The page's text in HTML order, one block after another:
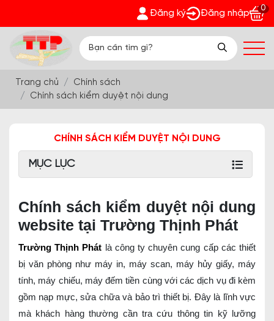
Cùng Trường Thịnh Phát - Nhận quà bất ngờ Đón Hè Sang
Đăng ký Đăng nhập
0
Trang chủ
Chính sách
Chính sách kiểm duyệt nội dung
CHÍNH SÁCH KIỂM DUYỆT NỘI DUNG
MỤC LỤC
Chính sách kiểm duyệt nội dung
website tại Trường Thịnh Phát
Trường Thịnh Phát là công ty chuyên cung cấp các thiết
bị văn phòng như máy in, máy scan, máy hủy giấy, máy
tính, máy chiếu, máy đếm tiền cùng với các dịch vụ đi kèm
gồm nạp mực, sửa chữa và bảo trì thiết bị. Đây là lĩnh vực
mà khách hàng thường cần tra cứu thông tin kỹ lưỡng